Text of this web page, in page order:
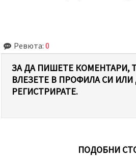
Ревюта: 0
ЗА ДА ПИШЕТЕ КОМЕНТАРИ,
ВЛЕЗЕТЕ В ПРОФИЛА СИ ИЛИ
РЕГИСТРИРАТЕ.
ПОДОБНИ